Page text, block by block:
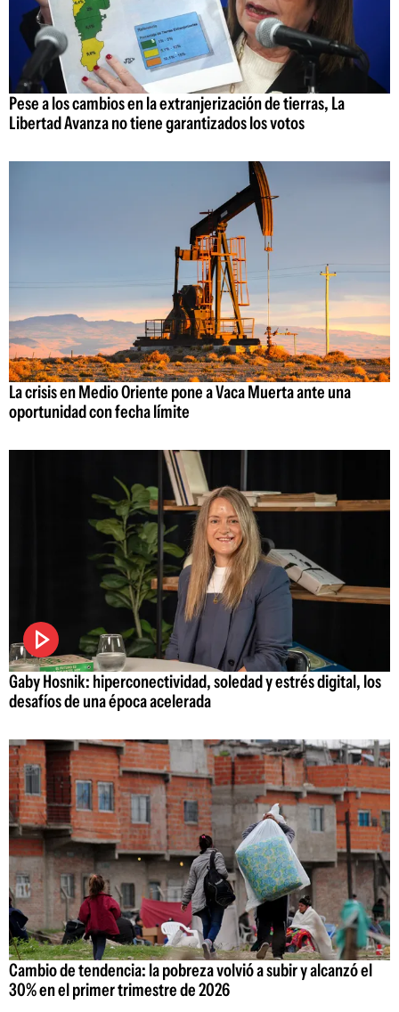
Pese a los cambios en la extranjerización de tierras, La
Libertad Avanza no tiene garantizados los votos
La crisis en Medio Oriente pone a Vaca Muerta ante una
oportunidad con fecha límite
Gaby Hosnik: hiperconectividad, soledad y estrés digital, los
desafíos de una época acelerada
Cambio de tendencia: la pobreza volvió a subir y alcanzó el
30% en el primer trimestre de 2026